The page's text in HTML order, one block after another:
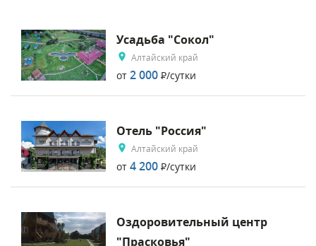
Усадьба "Сокол"
Алтайский край
от 2 000 Р/сутки
Отель "Россия"
Алтайский край
от 4 200 Р/сутки
Оздоровительный центр
"Прасковья"